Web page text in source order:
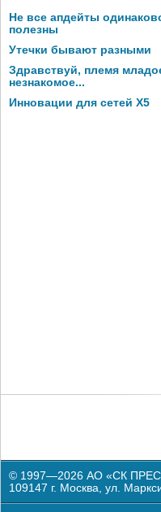
Не все апдейты
полезны
Утечки бывают разными
Здравствуй, племя
незнакомое...
Инновации для сетей X5
© 1997—2026 АО «СК
109147 г. Москва, ул.